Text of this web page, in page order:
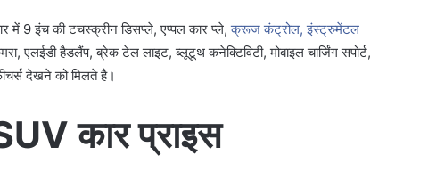
में 9 इंच की टचस्क्रीन डिसप्ले, एप्पल कार प्ले,क्रूज कंट्रोल, इंस्ट्रुमेंटल
कैमरा, एलईडी हैडलैंप, ब्रेक टेल लाइट, ब्लूटूथ कनेक्टिविटी, मोबाइल चार्जिंग सपोर्ट,
देखने को मिलते है।
कार प्राइस